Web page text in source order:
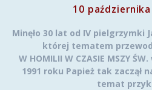
10
Minęło 30 lat od IV pielgrzymki
której tematem
W HOMILII W CZASIE MSZY
1991 roku Papież tak zaczął
temat